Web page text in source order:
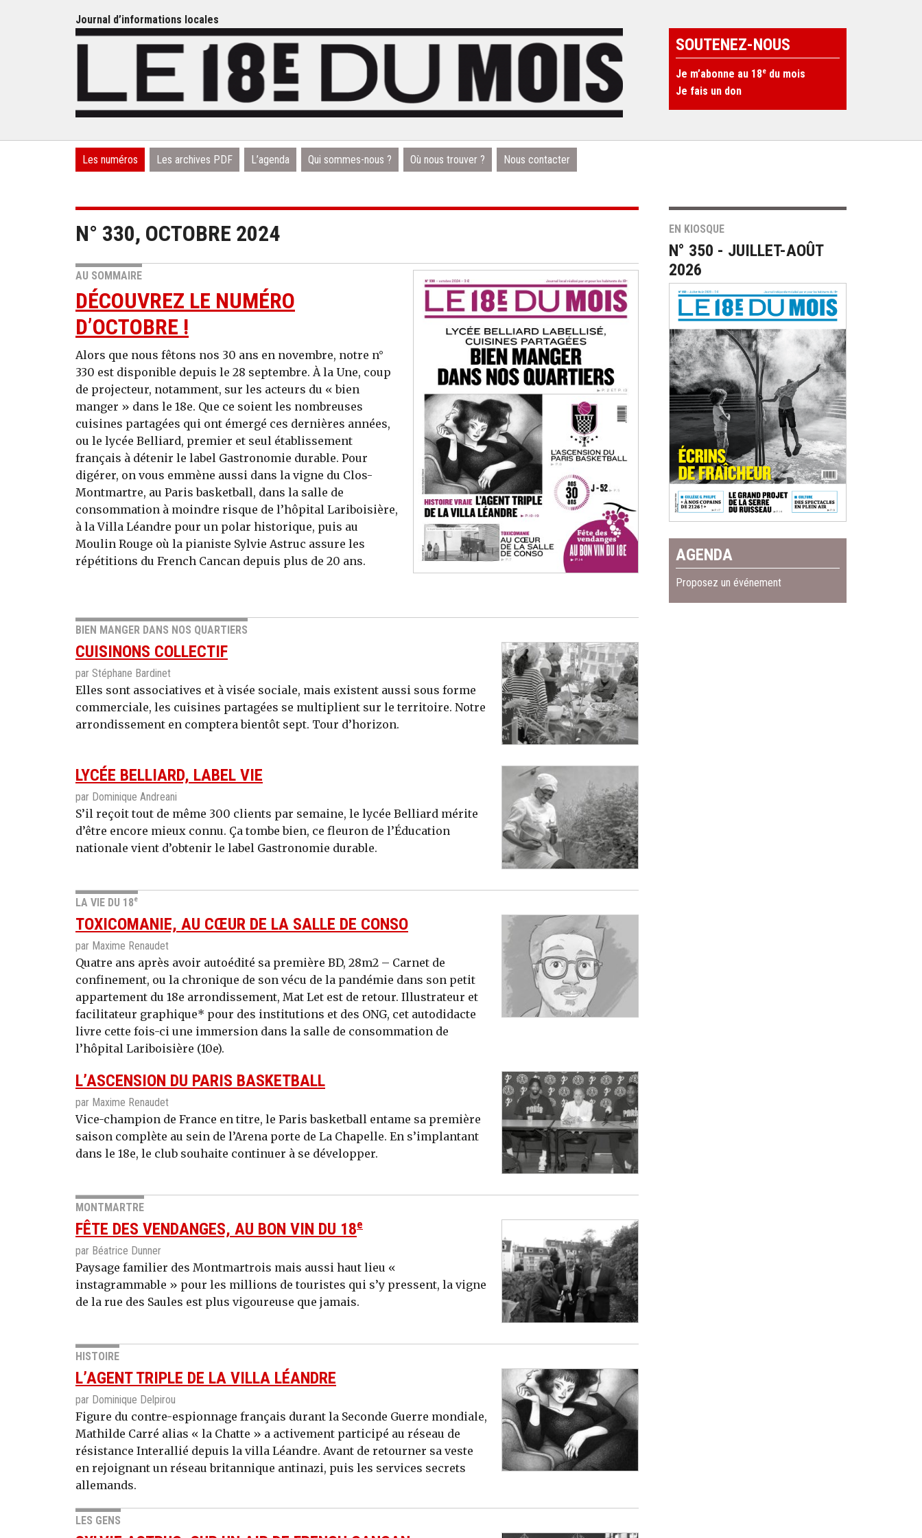
Journal d’informations locales
SOUTENEZ-NOUS
Je m’abonne au 18e du mois
Je fais un don
Les numéros Les archives PDF L’agenda Qui sommes-nous ? Où nous trouver ? Nous contacter
N° 330, OCTOBRE 2024
AU SOMMAIRE
DÉCOUVREZ LE NUMÉRO
D’OCTOBRE !
Alors que nous fêtons nos 30 ans en novembre, notre n°
330 est disponible depuis le 28 septembre. À la Une, coup
de projecteur, notamment, sur les acteurs du « bien
manger » dans le 18e. Que ce soient les nombreuses
cuisines partagées qui ont émergé ces dernières années,
ou le lycée Belliard, premier et seul établissement
français à détenir le label Gastronomie durable. Pour
digérer, on vous emmène aussi dans la vigne du Clos-
Montmartre, au Paris basketball, dans la salle de
consommation à moindre risque de l’hôpital Lariboisière,
à la Villa Léandre pour un polar historique, puis au
Moulin Rouge où la pianiste Sylvie Astruc assure les
répétitions du French Cancan depuis plus de 20 ans.
BIEN MANGER DANS NOS QUARTIERS
CUISINONS COLLECTIF
par Stéphane Bardinet
Elles sont associatives et à visée sociale, mais existent aussi sous forme
commerciale, les cuisines partagées se multiplient sur le territoire. Notre
arrondissement en comptera bientôt sept. Tour d’horizon.
LYCÉE BELLIARD, LABEL VIE
par Dominique Andreani
S’il reçoit tout de même 300 clients par semaine, le lycée Belliard mérite
d’être encore mieux connu. Ça tombe bien, ce fleuron de l’Éducation
nationale vient d’obtenir le label Gastronomie durable.
LA VIE DU 18e
TOXICOMANIE, AU CŒUR DE LA SALLE DE CONSO
par Maxime Renaudet
Quatre ans après avoir autoédité sa première BD, 28m2 – Carnet de
confinement, ou la chronique de son vécu de la pandémie dans son petit
appartement du 18e arrondissement, Mat Let est de retour. Illustrateur et
facilitateur graphique* pour des institutions et des ONG, cet autodidacte
livre cette fois-ci une immersion dans la salle de consommation de
l’hôpital Lariboisière (10e).
L’ASCENSION DU PARIS BASKETBALL
par Maxime Renaudet
Vice-champion de France en titre, le Paris basketball entame sa première
saison complète au sein de l’Arena porte de La Chapelle. En s’implantant
dans le 18e, le club souhaite continuer à se développer.
MONTMARTRE
FÊTE DES VENDANGES, AU BON VIN DU 18e
par Béatrice Dunner
Paysage familier des Montmartrois mais aussi haut lieu «
instagrammable » pour les millions de touristes qui s’y pressent, la vigne
de la rue des Saules est plus vigoureuse que jamais.
HISTOIRE
L’AGENT TRIPLE DE LA VILLA LÉANDRE
par Dominique Delpirou
Figure du contre-espionnage français durant la Seconde Guerre mondiale,
Mathilde Carré alias « la Chatte » a activement participé au réseau de
résistance Interallié depuis la villa Léandre. Avant de retourner sa veste
en rejoignant un réseau britannique antinazi, puis les services secrets
allemands.
LES GENS
EN KIOSQUE
N° 350 - JUILLET-AOÛT
2026
AGENDA
Proposez un événement